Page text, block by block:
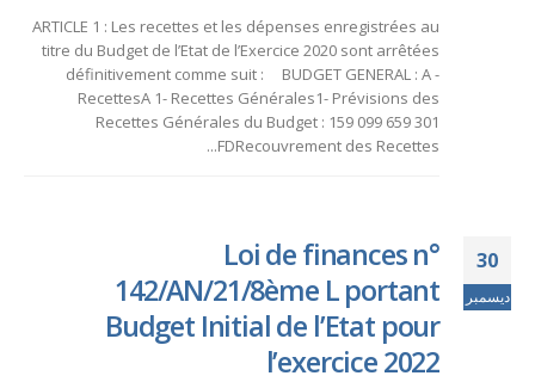
ARTICLE 1 : Les recettes et les dépenses enregistrées au
titre du Budget de l’Etat de l’Exercice 2020 sont arrêtées
définitivement comme suit : BUDGET GENERAL : A -
RecettesA 1- Recettes Générales1- Prévisions des
Recettes Générales du Budget : 159 099 659 301
FDRecouvrement des Recettes...
30
ديسمبر
Loi de finances n°
142/AN/21/8ème L portant
Budget Initial de l’Etat pour
l’exercice 2022